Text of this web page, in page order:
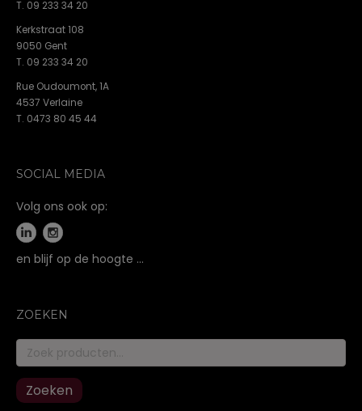
T. 09 233 34 20
Kerkstraat 108
9050 Gent
T. 09 233 34 20
Rue Oudoumont, 1A
4537 Verlaine
T. 0473 80 45 44
SOCIAL MEDIA
Volg ons ook op:
en blijf op de hoogte …
ZOEKEN
Zoeken
naar:
Zoeken